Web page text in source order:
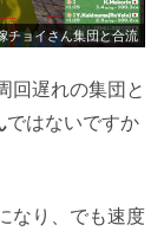
チョイさん集団と合流
回遅れの集団と
ではないですか
なり、でも速度